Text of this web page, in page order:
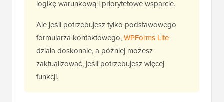
logikę warunkową i priorytetowe wsparcie.
Ale jeśli potrzebujesz tylko podstawowego
formularza kontaktowego,WPForms Lite
działa doskonale, a później możesz
zaktualizować, jeśli potrzebujesz więcej
funkcji.